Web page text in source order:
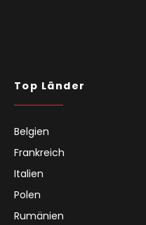
Top Länder
Belgien
Frankreich
Italien
Polen
Rumänien